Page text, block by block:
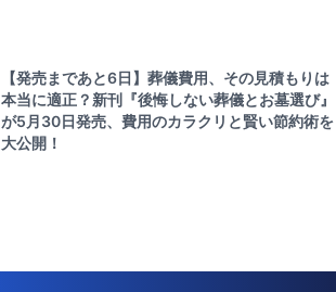
【発売まであと6日】葬儀費用、その見積もりは
本当に適正？新刊『後悔しない葬儀とお墓選び』
が5月30日発売、費用のカラクリと賢い節約術を
大公開！